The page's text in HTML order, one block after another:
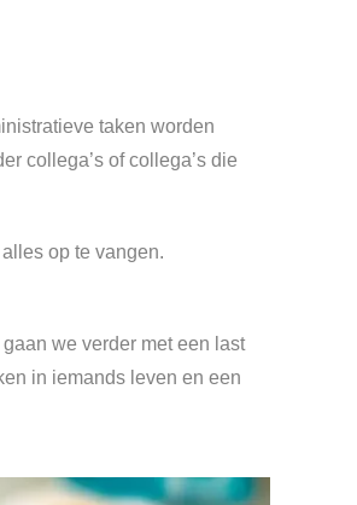
taken worden
collega’s of collega’s die
op te vangen.
we verder met een last
in iemands leven en een